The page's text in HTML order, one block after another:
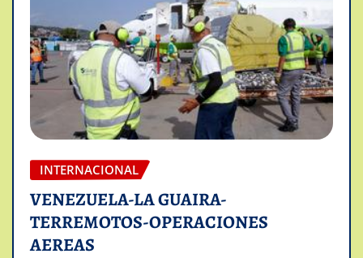
INTERNACIONAL
VENEZUELA-LA GUAIRA-
TERREMOTOS-OPERACIONES
AEREAS